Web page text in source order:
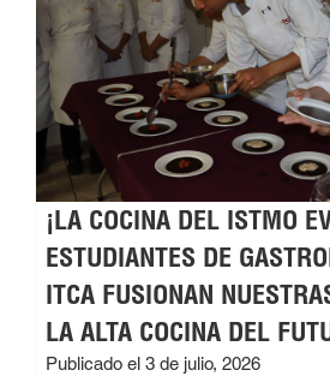
¡LA COCINA DEL ISTMO
ESTUDIANTES DE
ITCA FUSIONAN
LA ALTA COCINA DEL
Publicado el 3 de julio, 2026